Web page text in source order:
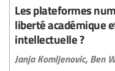
Les plateformes
liberté académique
intellectuelle ?
Janja Komljenovic, Ben